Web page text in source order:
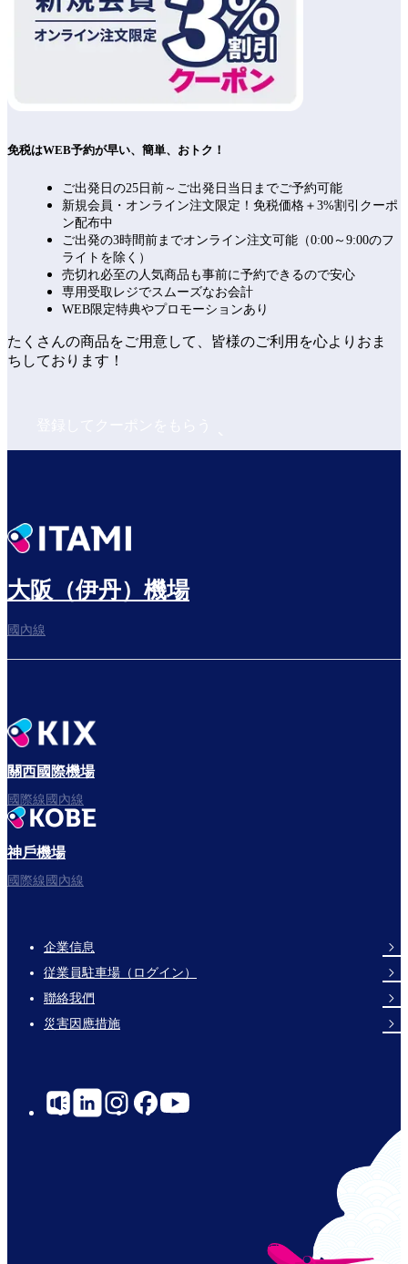
免税はWEB予約が早い、簡単、おトク！
ご出発日の25日前～ご出発日当日までご予約可能
新規会員・オンライン注文限定！免税価格＋3%割引クーポ
ン配布中
ご出発の3時間前までオンライン注文可能（0:00～9:00のフ
ライトを除く）
売切れ必至の人気商品も事前に予約できるので安心
専用受取レジでスムーズなお会計
WEB限定特典やプロモーションあり
たくさんの商品をご用意して、皆様のご利用を心よりおま
ちしております！
大阪（伊丹）機場
國內線
關西國際機場
國際線國內線
神戶機場
國際線國內線
Footer
Links
企業信息
従業員駐車場（ログイン）
聯絡我們
災害因應措施
Social